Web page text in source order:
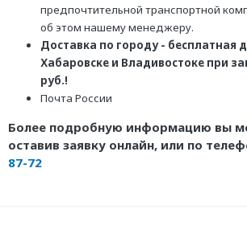
предпочтительной транспортной
об этом нашему менеджеру.
Доставка по городу - бесплатная
Хабаровске и Владивостоке при
руб.!
Почта России
Более подробную информацию вы
оставив заявку онлайн, или по
87-72